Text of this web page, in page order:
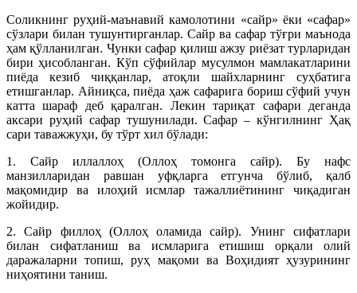
Соликнинг руҳий-маънавий камолотини «сайр» ёки «сафар»
сўзлари билан тушунтирганлар. Сайр ва сафар тўғри маънода
ҳам қўлланилган. Чунки сафар қилиш ажзу риёзат турларидан
бири ҳисобланган. Кўп сўфийлар мусулмон мамлакатларини
пиёда кезиб чиққанлар, атоқли шайхларнинг суҳбатига
етишганлар. Айниқса, пиёда ҳаж сафарига бориш сўфий учун
катта шараф деб қаралган. Лекин тариқат сафари деганда
аксари руҳий сафар тушунилади. Сафар – кўнгилнинг Ҳақ
сари таважжуҳи, бу тўрт хил бўлади:
1. Сайр иллаллоҳ (Оллоҳ томонга сайр). Бу нафс
манзилларидан равшан уфқларга етгунча бўлиб, қалб
мақомидир ва илоҳий исмлар тажаллиётининг чиқадиган
жойидир.
2. Сайр филлоҳ (Оллоҳ оламида сайр). Унинг сифатлари
билан сифатланиш ва исмларига етишиш орқали олий
даражаларни топиш, руҳ мақоми ва Воҳидият ҳузурининг
ниҳоятини таниш.